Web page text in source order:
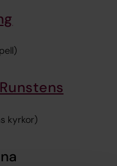
kyrkor)